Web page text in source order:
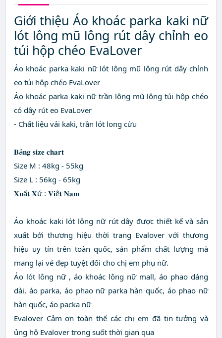
Giới thiệu Áo khoác parka kaki nữ
lót lông mũ lông rút dây chỉnh eo
túi hộp chéo EvaLover
Áo khoác parka kaki nữ lót lông mũ lông rút dây chỉnh
eo túi hộp chéo EvaLover
Áo khoác parka kaki nữ trần lông mũ lông túi hộp chéo
có dây rút eo EvaLover
- Chất liệu vải kaki, trần lót long cừu
𝐁ả𝐧𝐠 𝐬𝐢𝐳𝐞 𝐜𝐡𝐚𝐫𝐭
Size M : 48kg - 55kg
Size L : 56kg - 65kg
𝐗𝐮ấ𝐭 𝐗ứ : 𝐕𝐢ệ𝐭 𝐍𝐚𝐦
Áo khoác kaki lót lông nữ rút dây được thiết kế và sản
xuất bởi thương hiệu thời trang Evalover với thương
hiệu uy tín trên toàn quốc, sản phẩm chất lượng mà
mang lại vẻ đẹp tuyệt đối cho chị em phụ nữ.
Áo lót lông nữ , áo khoác lông nữ mall, áo phao dáng
dài, áo parka, áo phao nữ parka hàn quốc, áo phao nữ
hàn quốc, áo packa nữ
Evalover Cảm ơn toàn thể các chị em đã tin tưởng và
ủng hộ Evalover trong suốt thời gian qua